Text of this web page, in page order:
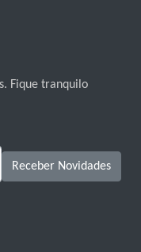
Fique tranquilo
Receber Novidades